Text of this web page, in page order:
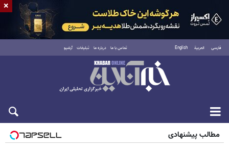
فارسی العربية English تماس با ما درباره ما تبلیغات آرشیو
شنبه ۱۷ مرداد ۱۴۰۵
مطالب پیشنهادی
×